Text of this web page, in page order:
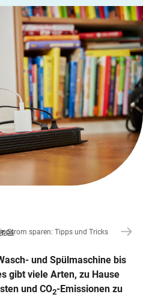
Strom sparen: Tipps und Tricks
und Spülmaschine bis
gibt viele Arten, zu Hause
und CO2-Emissionen zu